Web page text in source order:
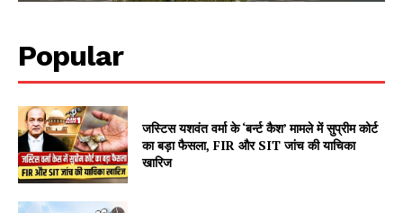
Popular
जस्टिस यशवंत वर्मा के ‘बर्न्ट कैश’ मामले में सुप्रीम कोर्ट
का बड़ा फैसला, FIR और SIT जांच की याचिका
खारिज